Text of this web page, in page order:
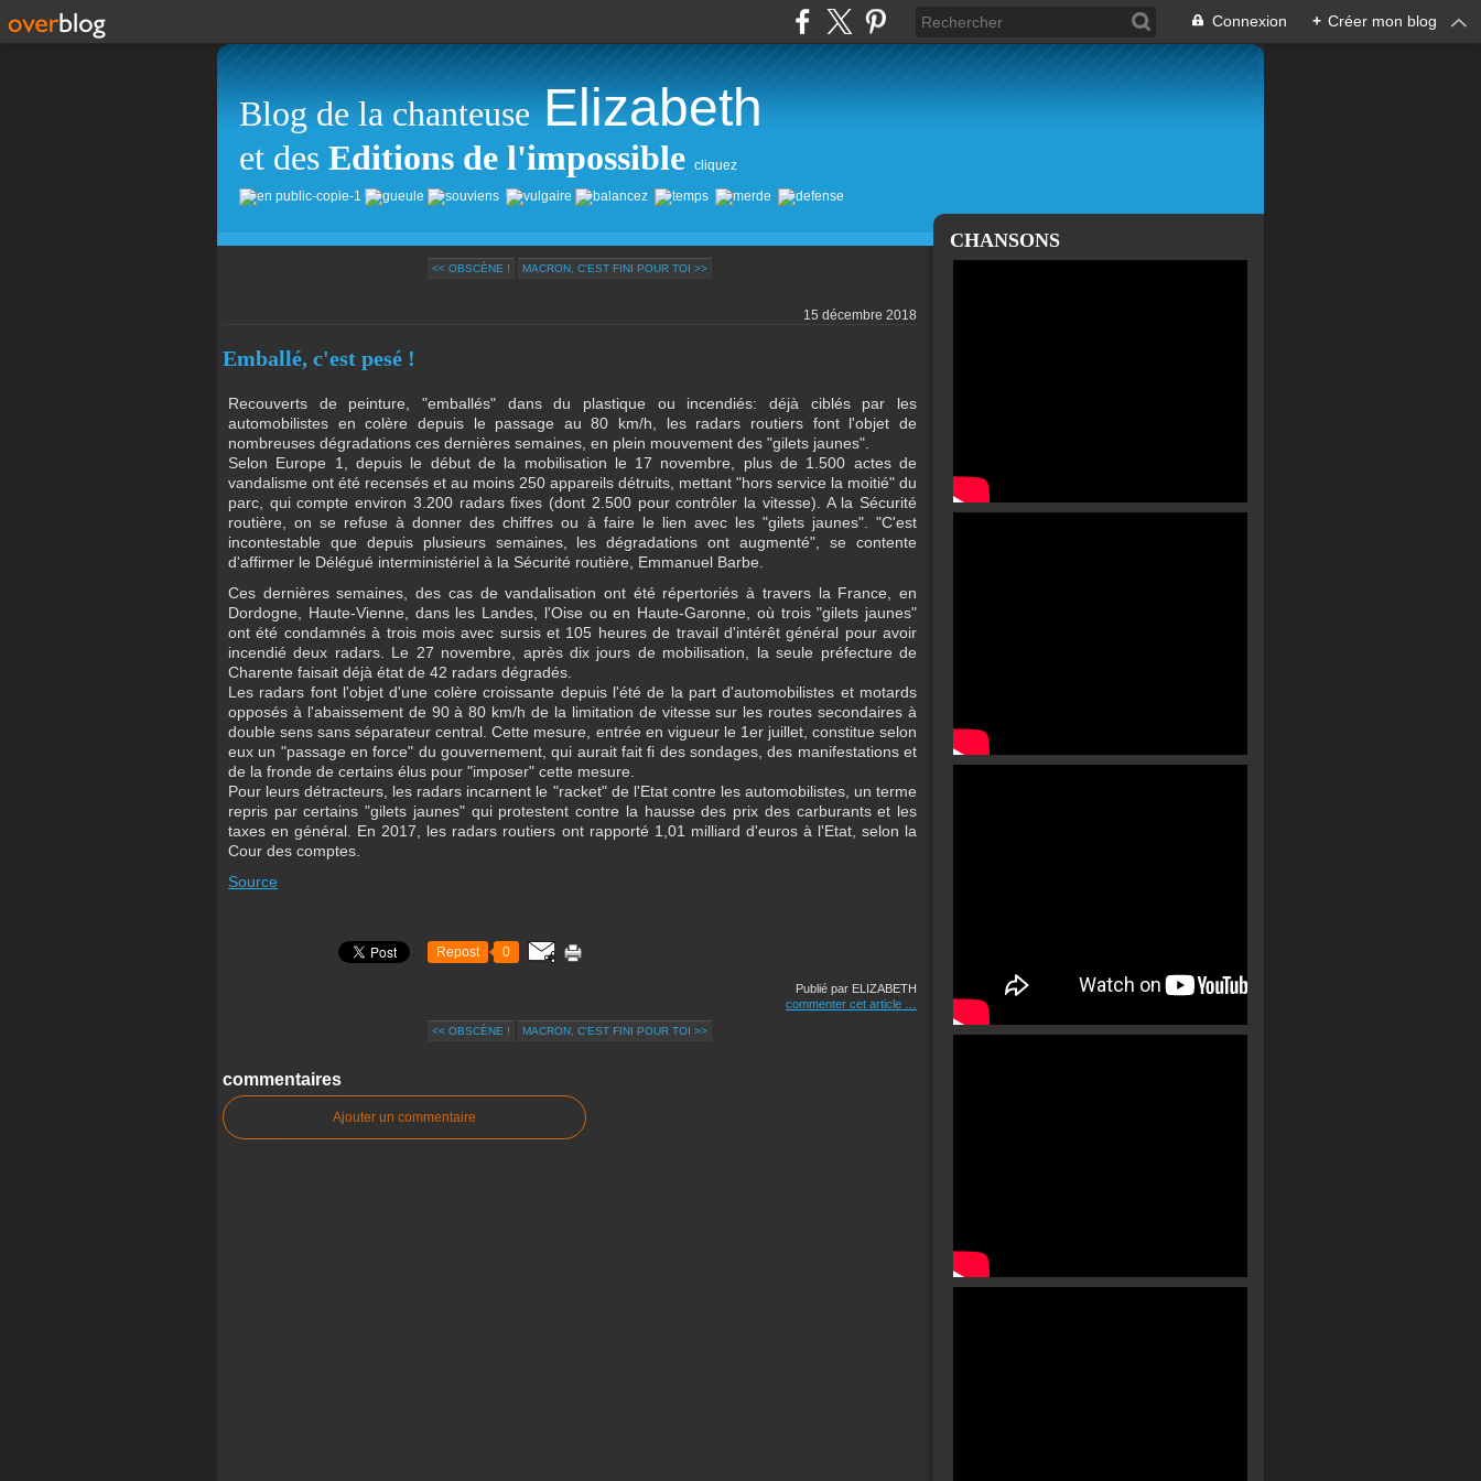
Connexion + Créer mon blog
Blog de la chanteuse Elizabeth
et des Editions de l'impossible cliquez
<< OBSCÈNE ! MACRON, C'EST FINI POUR TOI >>
15 décembre 2018
Emballé, c'est pesé !
Recouverts de peinture, "emballés" dans du plastique ou incendiés: déjà ciblés par les
automobilistes en colère depuis le passage au 80 km/h, les radars routiers font l'objet de
nombreuses dégradations ces dernières semaines, en plein mouvement des "gilets jaunes".
Selon Europe 1, depuis le début de la mobilisation le 17 novembre, plus de 1.500 actes de
vandalisme ont été recensés et au moins 250 appareils détruits, mettant "hors service la moitié" du
parc, qui compte environ 3.200 radars fixes (dont 2.500 pour contrôler la vitesse). A la Sécurité
routière, on se refuse à donner des chiffres ou à faire le lien avec les "gilets jaunes". "C'est
incontestable que depuis plusieurs semaines, les dégradations ont augmenté", se contente
d'affirmer le Délégué interministériel à la Sécurité routière, Emmanuel Barbe.
Ces dernières semaines, des cas de vandalisation ont été répertoriés à travers la France, en
Dordogne, Haute-Vienne, dans les Landes, l'Oise ou en Haute-Garonne, où trois "gilets jaunes"
ont été condamnés à trois mois avec sursis et 105 heures de travail d'intérêt général pour avoir
incendié deux radars. Le 27 novembre, après dix jours de mobilisation, la seule préfecture de
Charente faisait déjà état de 42 radars dégradés.
Les radars font l'objet d'une colère croissante depuis l'été de la part d'automobilistes et motards
opposés à l'abaissement de 90 à 80 km/h de la limitation de vitesse sur les routes secondaires à
double sens sans séparateur central. Cette mesure, entrée en vigueur le 1er juillet, constitue selon
eux un "passage en force" du gouvernement, qui aurait fait fi des sondages, des manifestations et
de la fronde de certains élus pour "imposer" cette mesure.
Pour leurs détracteurs, les radars incarnent le "racket" de l'Etat contre les automobilistes, un terme
repris par certains "gilets jaunes" qui protestent contre la hausse des prix des carburants et les
taxes en général. En 2017, les radars routiers ont rapporté 1,01 milliard d'euros à l'Etat, selon la
Cour des comptes.
Source
Repost 0
Publié par ELIZABETH
commenter cet article
<< OBSCÈNE ! MACRON, C'EST FINI POUR TOI >>
commentaires
Ajouter un commentaire
CHANSONS